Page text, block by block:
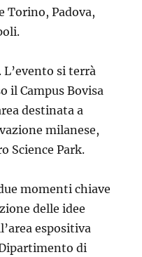
Torino, Padova,
si terrà
il Campus Bovisa
destinata a
milanese,
Science Park.
momenti chiave
delle idee
espositiva
di